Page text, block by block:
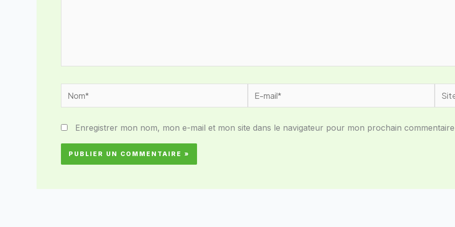
Nom*
E-
mail*
Site
Enregistrer mon nom, mon e-mail et mon site dans le navigateur pour mon prochain